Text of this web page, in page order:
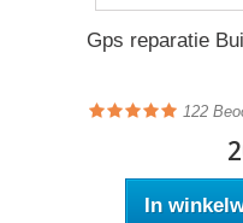
Gps reparatie
122
In